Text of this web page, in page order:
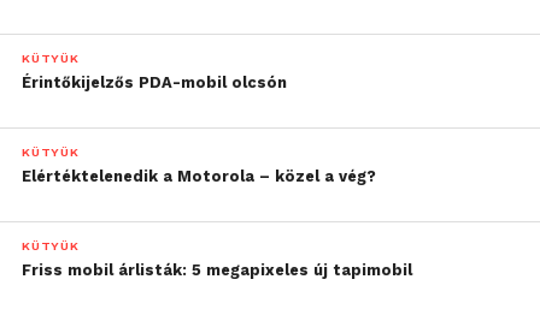
KÜTYÜK
Érintőkijelzős PDA-mobil olcsón
KÜTYÜK
Elértéktelenedik a Motorola – közel a vég?
KÜTYÜK
Friss mobil árlisták: 5 megapixeles új tapimobil